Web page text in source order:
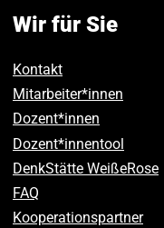
Wir für Sie
Kontakt
Mitarbeiter*innen
Dozent*innen
Dozent*innentool
DenkStätte WeißeRose
FAQ
Kooperationspartner